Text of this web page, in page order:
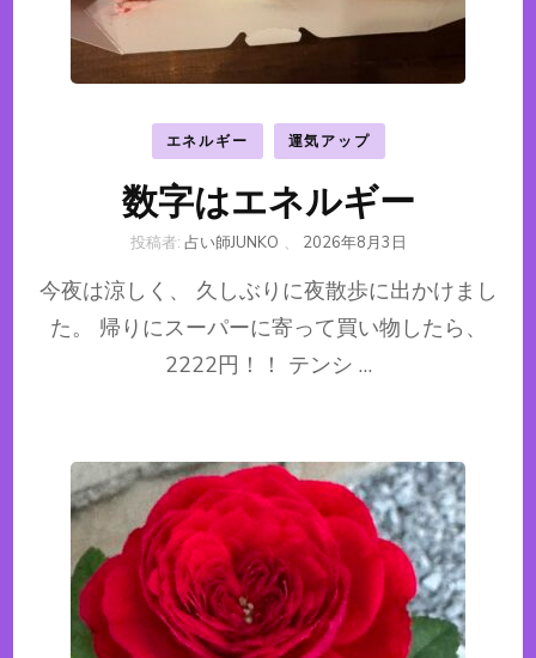
エネルギー 運気アップ
数字はエネルギー
投稿者: 占い師JUNKO 、 2026年8月3日
今夜は涼しく、 久しぶりに夜散歩に出かけまし
た。 帰りにスーパーに寄って買い物したら、
2222円！！ テンシ …